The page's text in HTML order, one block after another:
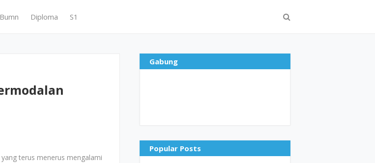
Bumn Diploma S1
terus menerus mengalami
Gabung
Popular Posts